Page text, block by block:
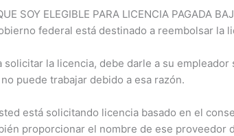
SOY ELEGIBLE PARA LICENCIA PAGADA
federal está destinado a reembolsar la
solicitar la licencia, debe darle a su
puede trabajar debido a esa razón.
está solicitando licencia basado en el
proporcionar el nombre de ese proveedor